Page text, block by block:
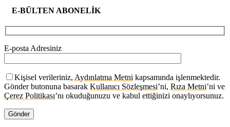
E-BÜLTEN ABONELİK
E-posta Adresiniz
Kişisel verileriniz, Aydınlatma Metni kapsamında işlenmektedir.
Gönder butonuna basarak Kullanıcı Sözleşmesi’ni, Rıza Metni’ni ve
Çerez Politikası’nı okuduğunuzu ve kabul ettiğinizi onaylıyorsunuz.